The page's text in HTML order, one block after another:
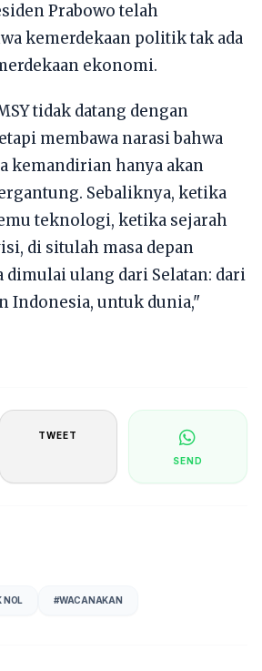
Prabowo telah
kemerdekaan politik tak ada
ekonomi.
tidak datang dengan
membawa narasi bahwa
kemandirian hanya akan
Sebaliknya, ketika
teknologi, ketika sejarah
di situlah masa depan
dimulai ulang dari Selatan: dari
Indonesia, untuk dunia,"
TWEET
SEND
NOL #WACANAKAN